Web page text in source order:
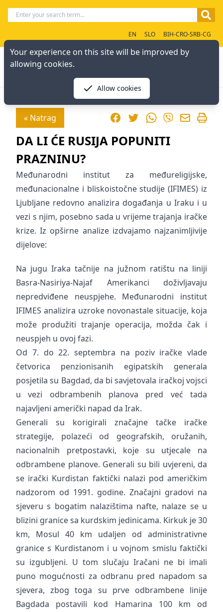
EN SLO BIH-CRO-SRB-CG
« Natrag FacebookTwitterWhatsApp
Viber
DA LI ĆE RUSIJA POPUNITI
PRAZNINU?
Međunarodni institut za međureligijske,
međunacionalne i bliskoistočne studije (IFIMES) iz
Ljubljane redovno analizira događanja u Iraku i u
vezi s njim, posebno sada u vrijeme trajanja iračke
krize. Iz opširne analize izdvajamo najzanimljivije
dijelove:
Na jugu Iraka tačnije na južnom ratištu na liniji
Basra-Nasiriya-Najaf Amerikanci doživljavaju
nepredviđene neuspjehe. Međunarodni institut
IFIMES analizira uzroke novonastale situacije, koja
može produžiti trajanje operacija, možda čak i
neuspjeh u ovoj fazi.
Od 7. do 22. septembra na poziv iračke vlade
četvorica penzionisanih egipatskih generala
posjetila su Bagdad, da bi savjetovala iračkoj vojsci
u vezi odbrambenih planova pred već tada
najavljeni američki napad da Irak.
Generali su korigirali značajne tačke iračke
strategije, polazeći od geografskih, oružanih,
nacionalnih pretpostavki, koje su utjecale na
odbrambene planove. Generali su bili uvjereni, da
se irački Kurdistan faktički nalazi pod američkim
nadzorom od 1991. godine. Značajni gradovi na
sjeveru s bogatim nalazištima nafte, nalaze se u
blizini granice sa kurdskim jedinicama. Kirkuk je 30
km, Mosul 40 km udaljen od administrativne
granice s Kurdistanom i u vojnom smislu faktički
su izgubljeni. U tom slučaju Iračani ne bi imali
puno mogućnosti za odbranu pred napadom sa
sjevera, zbog toga su prve odbrambene linije
Bagdada postavili kod Hamarina 100 km od
Your experience on this site will be improved by
allowing cookies.
Allow cookies